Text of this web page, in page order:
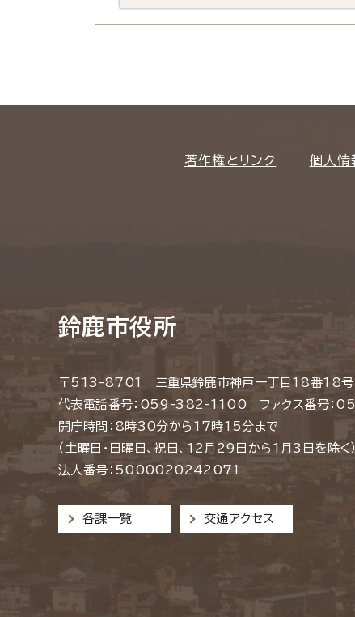
著作権とリンク 個人情
鈴鹿市役所
〒513-8701 三重県鈴鹿市神戸一丁目18番18号
代表電話番号：059-382-1100 ファクス番号
開庁時間：8時30分から17時15分まで
（土曜日・日曜日、祝日、12月29日から1月3日を除く）
法人番号：5000020242071
各課一覧 交通アクセス